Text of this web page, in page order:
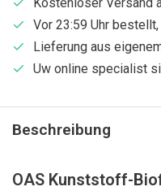
Vor 23:59 Uhr
Lieferung aus
Uw online specialist
Beschreibung
OAS Kunststoff-